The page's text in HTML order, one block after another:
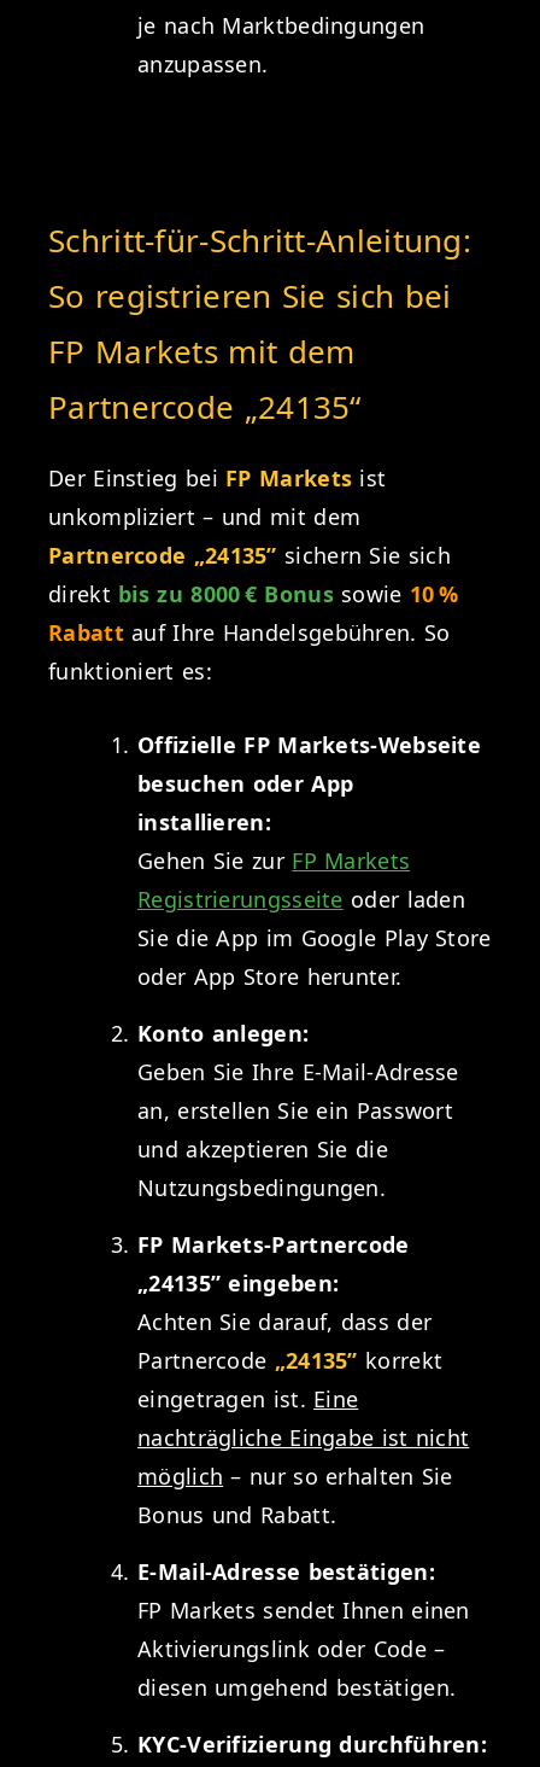
je nach Marktbedingungen
anzupassen.
Schritt-für-Schritt-Anleitung:
So registrieren Sie sich bei
FP Markets mit dem
Partnercode „24135“
Der Einstieg bei FP Markets ist
unkompliziert – und mit dem
Partnercode „24135” sichern Sie sich
direkt bis zu 8000 € Bonussowie 10 %
Rabattauf Ihre Handelsgebühren. So
funktioniert es:
Offizielle FP Markets-Webseite
besuchen oder App
installieren:
Gehen Sie zur FP Markets
Registrierungsseite oder laden
Sie die App im Google Play Store
oder App Store herunter.
Konto anlegen:
Geben Sie Ihre E-Mail-Adresse
an, erstellen Sie ein Passwort
und akzeptieren Sie die
Nutzungsbedingungen.
FP Markets-Partnercode
„24135” eingeben:
Achten Sie darauf, dass der
Partnercode „24135” korrekt
eingetragen ist. Eine
nachträgliche Eingabe ist nicht
möglich – nur so erhalten Sie
Bonus und Rabatt.
E-Mail-Adresse bestätigen:
FP Markets sendet Ihnen einen
Aktivierungslink oder Code –
diesen umgehend bestätigen.
KYC-Verifizierung durchführen: